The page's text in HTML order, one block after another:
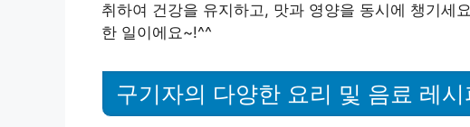
취하여 건강을 유지하고, 맛과 영양을 동시에 챙기세
한 일이에요~!^^
구기자의 다양한 요리 및 음료 레시